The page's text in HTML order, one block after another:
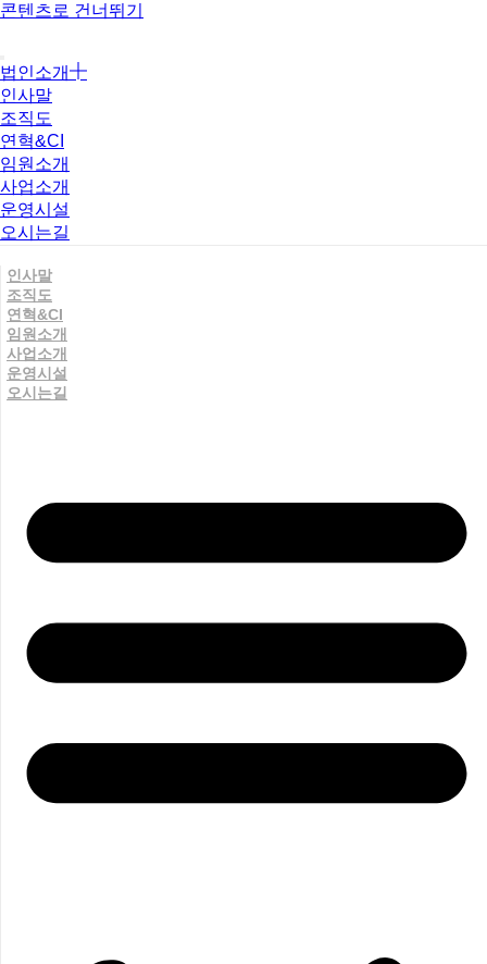
콘텐츠로 건너뛰기
법인소개
인사말
조직도
연혁&CI
임원소개
사업소개
운영시설
오시는길
인사말
조직도
연혁&CI
임원소개
사업소개
운영시설
오시는길